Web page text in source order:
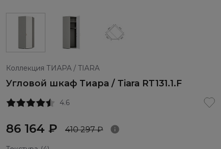
Коллекция ТИАРА / TIARA
Угловой шкаф Тиара / Tiara RT131.1.F
4.6
86 164 ₽ 410 297 ₽